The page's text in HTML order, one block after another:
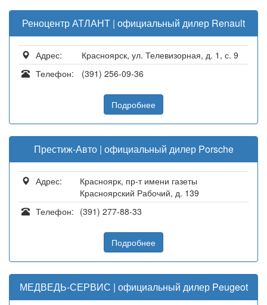
Реноцентр АТЛАНТ | официальный дилер Renault
Адрес:
Красноярск, ул. Телевизорная, д. 1, с. 9
Телефон:
(391) 256-09-36
Подробнее
Престиж-Авто | официальный дилер Porsche
Адрес:
Красноярк, пр-т имени газеты
Красноярский Рабочий, д. 139
Телефон: (391) 277-88-33
Подробнее
МЕДВЕДЬ-СЕРВИС | официальный дилер Peugeot